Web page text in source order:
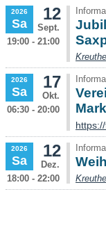
2026
Sa
12
Sept.
19:00 - 21:00
2026
Sa
17
Okt.
06:30 - 20:00
2026
Sa
12
Dez.
18:00 - 22:00